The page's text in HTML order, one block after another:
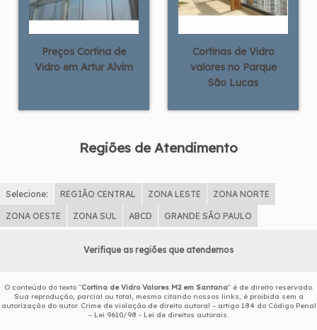
Preços Cortina de
Vidro em Artur Alvim
Cortinas de Vidro
valores no Parque
São Lucas
Regiões de Atendimento
Selecione: REGIÃO CENTRAL ZONA LESTE ZONA NORTE
ZONA OESTE ZONA SUL ABCD GRANDE SÃO PAULO
Verifique as regiões que atendemos
O conteúdo do texto "Cortina de Vidro Valores M2 em Santana" é de direito reservado.
Sua reprodução, parcial ou total, mesmo citando nossos links, é proibida sem a
autorização do autor. Crime de violação de direito autoral – artigo 184 do Código Penal
– Lei 9610/98 - Lei de direitos autorais.